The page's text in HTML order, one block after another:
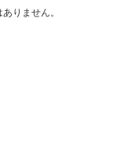
りません。